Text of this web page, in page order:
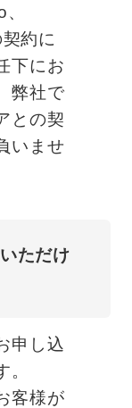
約に
下にお
弊社で
との契
いませ
ただけ
申し込
。
客様が